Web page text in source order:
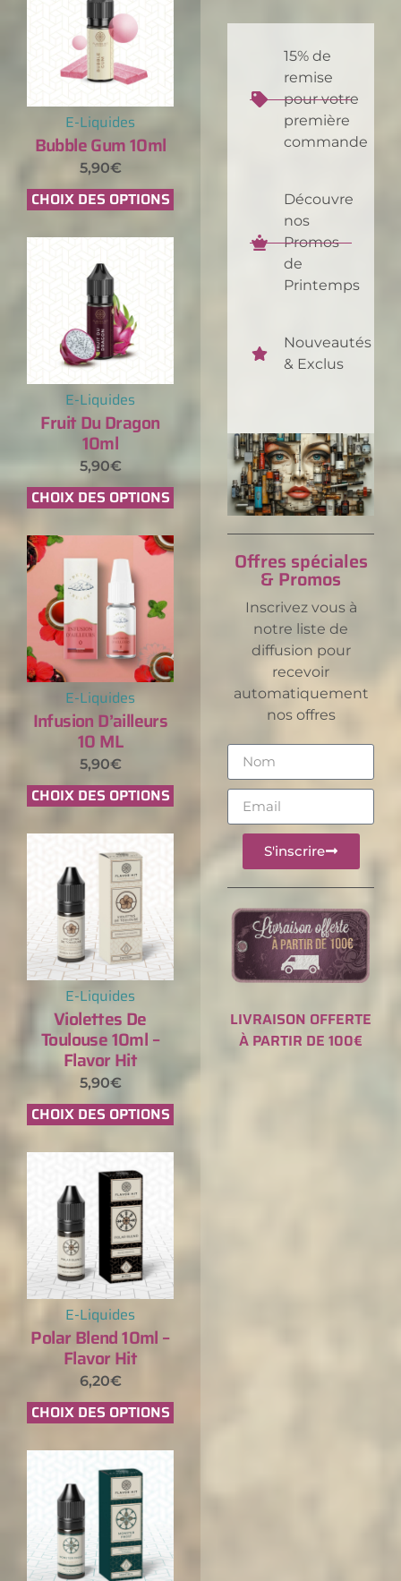
E-Liquides
Bubble Gum 10ml
5,90€
CHOIX DES OPTIONS
E-Liquides
Fruit Du Dragon
10ml
5,90€
CHOIX DES OPTIONS
E-Liquides
Infusion D’ailleurs
10 ML
5,90€
CHOIX DES OPTIONS
E-Liquides
Violettes De
Toulouse 10ml –
Flavor Hit
5,90€
CHOIX DES OPTIONS
E-Liquides
Polar Blend 10ml –
Flavor Hit
6,20€
CHOIX DES OPTIONS
15% de
remise
pour votre
première
commande
Découvre
nos
Promos
de
Printemps
Nouveautés
& Exclus
Offres spéciales
& Promos
Inscrivez vous à
notre liste de
diffusion pour
recevoir
automatiquement
nos offres
S'inscrire
LIVRAISON OFFERTE
À PARTIR DE 100€